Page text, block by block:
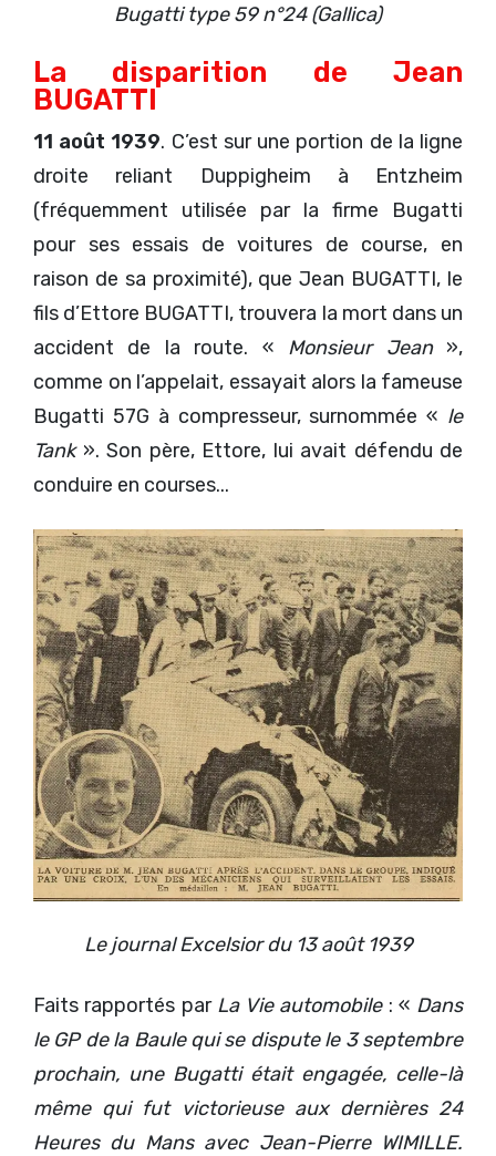
Bugatti type 59 n°24 (Gallica)
La disparition de Jean
BUGATTI
11 août 1939. C’est sur une portion de la ligne
droite reliant Duppigheim à Entzheim
(fréquemment utilisée par la firme Bugatti
pour ses essais de voitures de course, en
raison de sa proximité), que Jean BUGATTI, le
fils d’Ettore BUGATTI, trouvera la mort dans un
accident de la route. « Monsieur Jean»,
comme on l’appelait, essayait alors la fameuse
Bugatti 57G à compresseur, surnommée « le
Tank». Son père, Ettore, lui avait défendu de
conduire en courses...
Le journal Excelsior du 13 août 1939
Faits rapportés par La Vie automobile: « Dans
le GP de la Baule qui se dispute le 3 septembre
prochain, une Bugatti était engagée, celle-là
même qui fut victorieuse aux dernières 24
Heures du Mans avec Jean-Pierre WIMILLE.